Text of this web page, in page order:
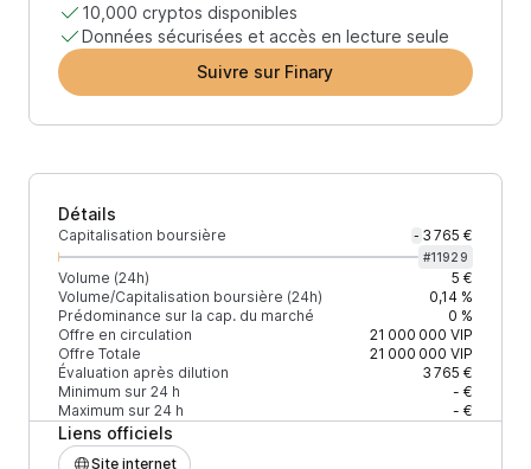
10,000 cryptos disponibles
Données sécurisées et accès en lecture seule
Suivre sur Finary
Détails
Capitalisation boursière - 3 765 €
#11929
Volume (24h)
5 €
Volume/Capitalisation boursière (24h)
0,14 %
Prédominance sur la cap. du marché
0 %
Offre en circulation
21 000 000 VIP
Offre Totale
21 000 000 VIP
Évaluation après dilution
3 765 €
Minimum sur 24 h
- €
Maximum sur 24 h
- €
Liens officiels
Site internet